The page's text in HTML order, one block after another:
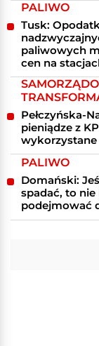
PALIWO
Tusk:
paliwowych
cen na
Pełczyńska-
pieniądze z
wykorzystane
PALIWO
Domański:
spadać, to
podejmować